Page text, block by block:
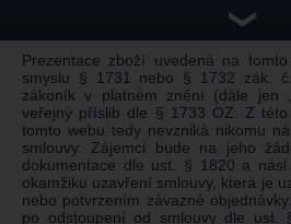
❯
Prezentace zboží uvedená na
smyslu § 1731 nebo § 1732 zák.
zákoník v platném znění (dále jen
veřejný příslib dle § 1733 OZ. Z
tomto webu tedy nevzniká nikomu
smlouvy. Zájemci bude na jeho
dokumentace dle ust. § 1820 a
okamžiku uzavření smlouvy, která je
nebo potvrzením závazné
po odstoupení od smlouvy dle ust.